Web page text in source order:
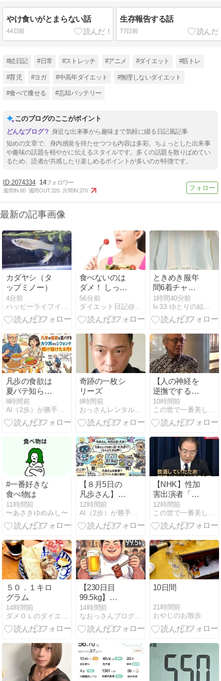
やけ食いがとまらない話
44日前
生存報告する話
77日前
#絵日記 #日常 #ストレッチ #アニメ #ダイエット #筋トレ
#育児 #ヨガ #中高年ダイエット #無理しないダイエット
#食べて痩せる #忘却バッテリー
このブログのここがポイント
身近な出来事から趣味まで気軽に綴る日記風記事
短めの文章で、身内感覚を持たせつつも内容は多彩。ちょっとした出来事
や趣味の話題を軽やかに伝えるスタイルです。多くの話題を散りばめてい
るため、読者が共感したり楽しめるポイントが多いのが特徴です。
2074334 14
週間IN:60 週間OUT:220 月間IN:270
最新の記事画像
カダヤシ（タ
ップミノー）
4分前
食べないのは
ダメ！ しっか
り食べるのは
ダイエットの
基本！
56分前
ときめき服年
間6着チャレ
ンジ(3/6)
1時間40分前
凡歩の食欲は
夏バテ知ら
ず？カツ丼か
らシフォンケ
ーキまで駆け
8時間前
AI（2歩）が勝手に作るダイエットブログ（凡歩の）
奇跡の一枚シ
リーズ
8時間前
おっさんレンタル（美魔おっさん活動記）健康＆美容ブログ
【人の神経を
逆撫でする天
才】「ネパー
ル旅行は天国
だった♪」
10時間前
この世で一番美しく痩せるダイエット
#一番好きな
食べ物は
11時間前
〜あさきゆめみし〜
【８月5日の
凡歩さん】朝
はクエン酸青
汁！お昼のザ
ルラーメンと
プサワー、バ
イク90分超え
12時間前
AI（2歩）が勝手に作るダイエットブログ（凡歩の）
【NHK】性加
害出演者「飲
酒していて記
憶にないが真
実なら申し訳
12時間前
この世で一番美しく痩せるダイエット
５０．１キロ
グラム
14時間前
ダメＯＬのダイエット日記
【230日目
99.5kg】
100kg越え卒
業生が挑む伝
説の爆絶チー
そば3袋＆焼
肉食べ放題＆
カラオケから
の深夜締めカ
14時間前
なおっさんブログ〜肉体改造ブログ〜
10日間
21時間前
おやじのお散歩